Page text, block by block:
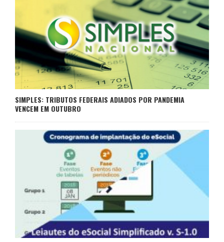
SIMPLES: TRIBUTOS FEDERAIS ADIADOS POR PANDEMIA
VENCEM EM OUTUBRO